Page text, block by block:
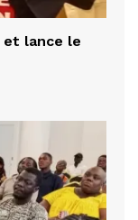
et lance le